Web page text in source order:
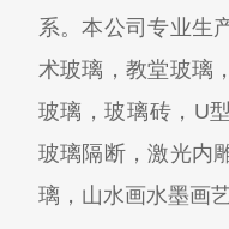
系。本公司专业生
术玻璃，教堂玻璃
玻璃，玻璃砖，U
玻璃隔断，激光内
璃，山水画水墨画